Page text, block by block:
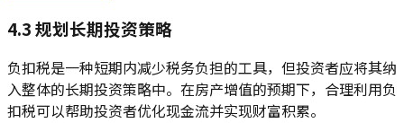
4.3 规划长期投资策略
负扣税是一种短期内减少税务负担的工具，但投资者应将其纳
入整体的长期投资策略中。在房产增值的预期下，合理利用负
扣税可以帮助投资者优化现金流并实现财富积累。